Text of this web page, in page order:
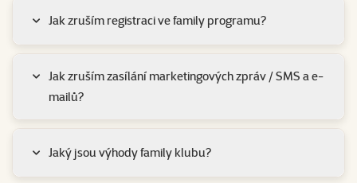
Jak zruším registraci ve family programu?
Jak zruším zasílání marketingových zpráv / SMS a e-
mailů?
Jaký jsou výhody family klubu?